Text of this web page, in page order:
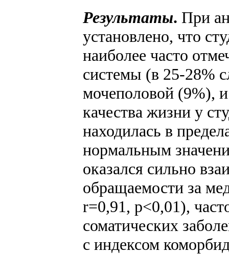
Результаты. При
установлено, что
наиболее часто
системы (в 25-28%
мочеполовой (9%),
качества жизни у
находилась в
нормальным
оказался сильно
обращаемости за
r=0,91, p<0,01),
соматических
с индексом